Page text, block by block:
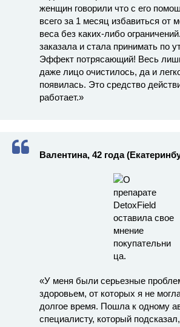
женщин говорили что с его
всего за 1 месяц избавиться от
веса без каких-либо
заказала и стала принимать по
Эффект потрясающий! Весь
даже лицо очистилось, да и
появилась. Это средство
работает.»
Валентина, 42 года
«У меня были серьезные
здоровьем, от которых я не
долгое время. Пошла к одному
специалисту, который